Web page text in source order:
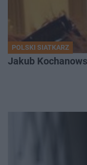
POLSKI SIATKARZ
Jakub